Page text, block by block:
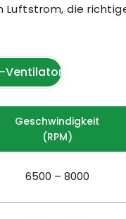
die
Geschwindigkeit
(RPM)
6500 – 8000